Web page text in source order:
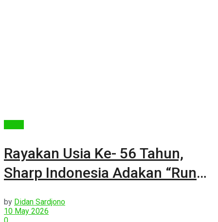
Rayakan Usia Ke- 56 Tahun,
Sharp Indonesia Adakan “Run
by Didan Sardjono
10 May 2026